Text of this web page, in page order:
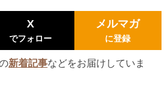
X
でフォロー
メルマガ
に登録
新着記事などをお届けしていま